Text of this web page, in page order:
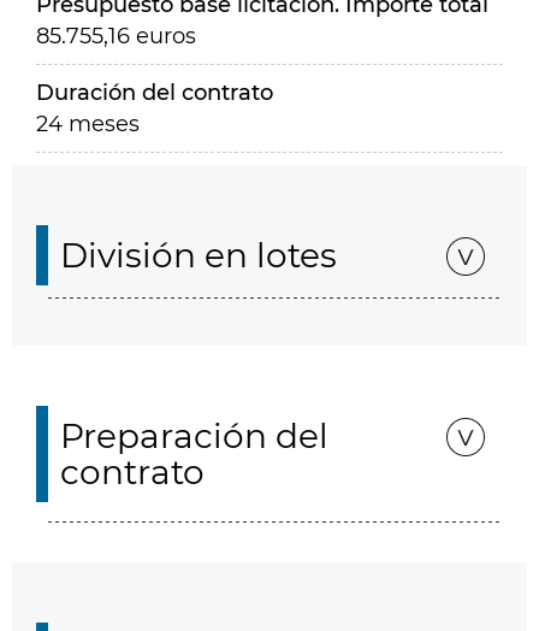
85.755,16 euros
Duración del contrato
24 meses
División en lotes
Preparación del
contrato